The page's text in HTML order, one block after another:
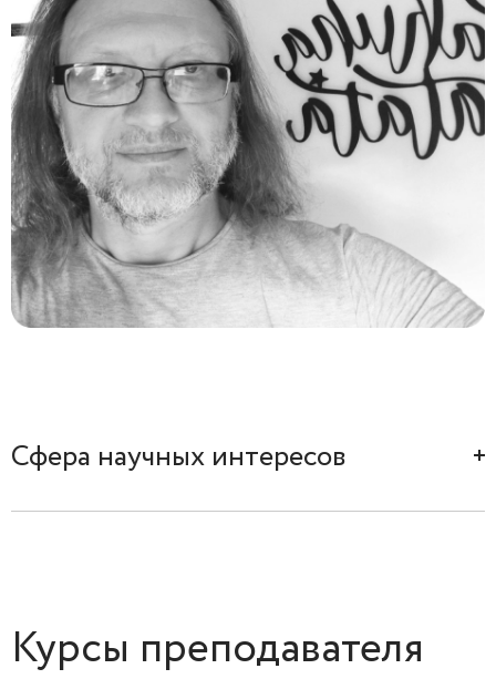
Сфера научных интересов
Курсы преподавателя